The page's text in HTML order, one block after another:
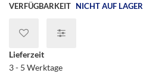
VERFÜGBARKEIT NICHT AUF LAGER
Lieferzeit
3 - 5 Werktage